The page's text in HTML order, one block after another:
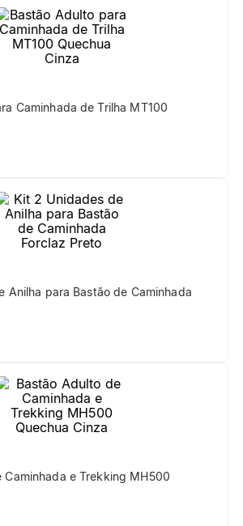
Caminhada de Trilha MT100
Anilha para Bastão de Caminhada
Caminhada e Trekking MH500